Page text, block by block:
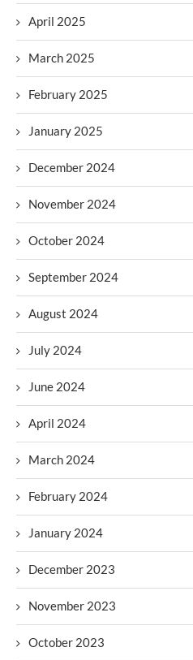
April 2025
March 2025
February 2025
January 2025
December 2024
November 2024
October 2024
September 2024
August 2024
July 2024
June 2024
April 2024
March 2024
February 2024
January 2024
December 2023
November 2023
October 2023